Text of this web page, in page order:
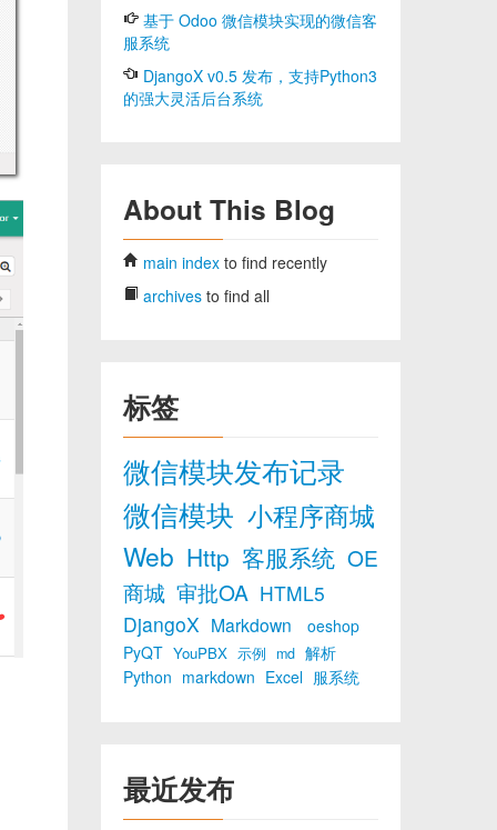
基于 Odoo 微信模块实现的微信客
服系统
DjangoX v0.5 发布，支持Python3
的强大灵活后台系统
About This Blog
main index to find recently
archives to find all
标签
微信模块发布记录
微信模块 小程序商城
Web Http 客服系统 OE
商城 审批OA HTML5
DjangoX Markdown
oeshop
PyQT YouPBX 示例 md 解析
Python markdown Excel 服系统
最近发布